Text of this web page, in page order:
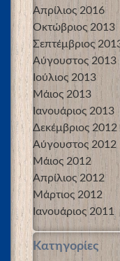
Απρίλιος 2016
Οκτώβριος 2013
Σεπτέμβριος
Αύγουστος 2013
Ιούλιος 2013
Μάιος 2013
Ιανουάριος 2013
Δεκέμβριος 2012
Αύγουστος 2012
Μάιος 2012
Απρίλιος 2012
Μάρτιος 2012
Ιανουάριος 2011
Kατηγορίες